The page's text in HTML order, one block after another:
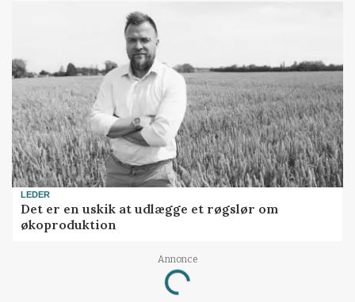
LEDER
Det er en uskik at udlægge et røgslør om
økoproduktion
Annonce
Loading...